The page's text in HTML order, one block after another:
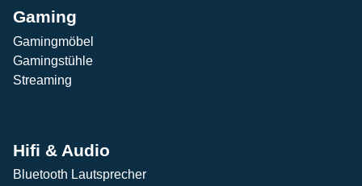
Gaming
Gamingmöbel
Gamingstühle
Streaming
Hifi & Audio
Bluetooth Lautsprecher